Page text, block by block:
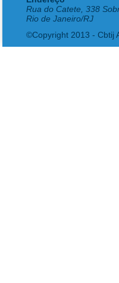
Rua do Catete, 338
Rio de Janeiro/RJ
©Copyright 2013 - Cbtij